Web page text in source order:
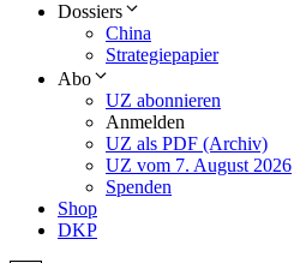
Dossiers
China
Strategiepapier
Abo
UZ abonnieren
Anmelden
UZ als PDF (Archiv)
UZ vom 7. August 2026
Spenden
Shop
DKP